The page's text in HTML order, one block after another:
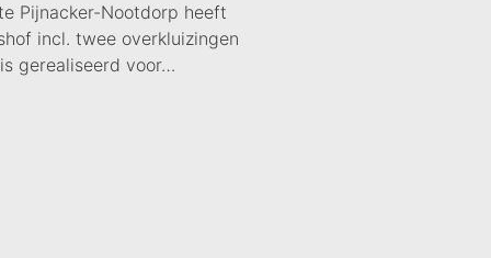
Pijnacker-Nootdorp heeft
incl. twee overkluizingen
gerealiseerd voor…